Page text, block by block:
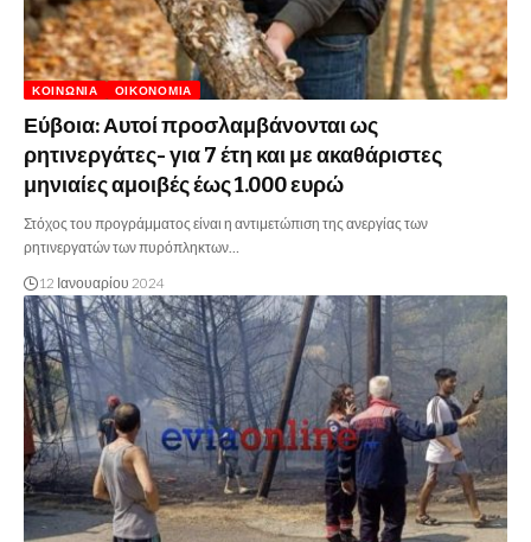
ΚΟΙΝΩΝΊΑ ΟΙΚΟΝΟΜΊΑ
Εύβοια: Αυτοί προσλαμβάνονται ως
ρητινεργάτες- για 7 έτη και με ακαθάριστες
μηνιαίες αμοιβές έως 1.000 ευρώ
Στόχος του προγράμματος είναι η αντιμετώπιση της ανεργίας των
ρητινεργατών των πυρόπληκτων…
12 Ιανουαρίου 2024